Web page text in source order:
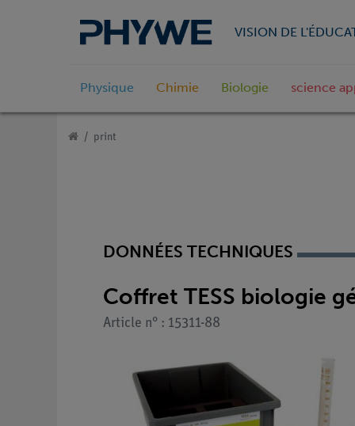
VISION DE
Physique Chimie Biologie science
print
DONNÉES TECHNIQUES
Coffret TESS biologie
Article n° : 15311-88